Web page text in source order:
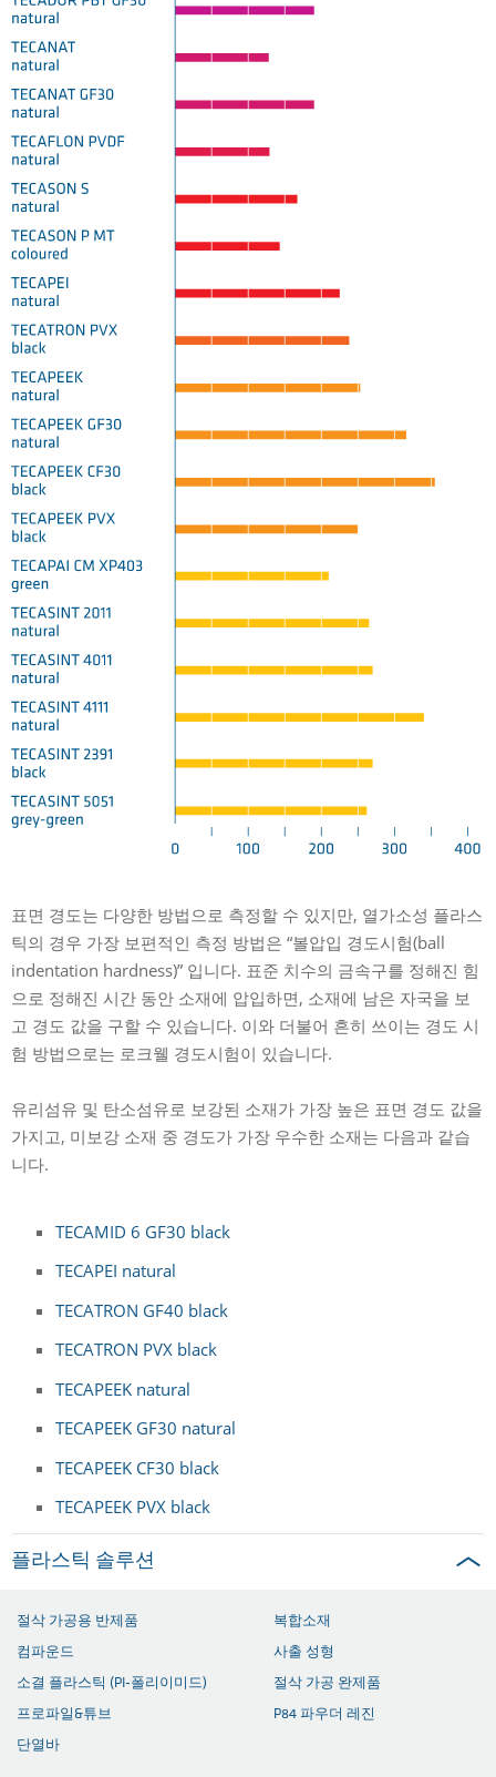
표면 경도는 다양한 방법으로 측정할 수 있지만, 열가소성 플라스
틱의 경우 가장 보편적인 측정 방법은 “볼압입 경도시험(ball
indentation hardness)” 입니다. 표준 치수의 금속구를 정해진 힘
으로 정해진 시간 동안 소재에 압입하면, 소재에 남은 자국을 보
고 경도 값을 구할 수 있습니다. 이와 더불어 흔히 쓰이는 경도 시
험 방법으로는 로크웰 경도시험이 있습니다.
유리섬유 및 탄소섬유로 보강된 소재가 가장 높은 표면 경도 값을
가지고, 미보강 소재 중 경도가 가장 우수한 소재는 다음과 같습
니다.
TECAMID 6 GF30 black
TECAPEI natural
TECATRON GF40 black
TECATRON PVX black
TECAPEEK natural
TECAPEEK GF30 natural
TECAPEEK CF30 black
TECAPEEK PVX black
플라스틱 솔루션
절삭 가공용 반제품
컴파운드
소결 플라스틱 (PI-폴리이미드)
프로파일&튜브
복합소재
사출 성형
절삭 가공 완제품
P84 파우더 레진
단열바